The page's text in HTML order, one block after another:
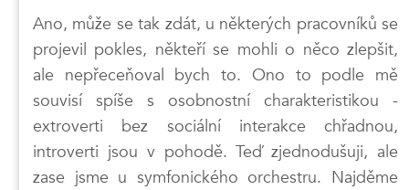
Ano, může se tak zdát, u některých pracovníků se
projevil pokles, někteří se mohli o něco zlepšit,
ale nepřeceňoval bych to. Ono to podle mě
souvisí spíše s osobnostní charakteristikou -
extroverti bez sociální interakce chřadnou,
introverti jsou v pohodě. Teď zjednodušuji, ale
zase jsme u symfonického orchestru. Najděme